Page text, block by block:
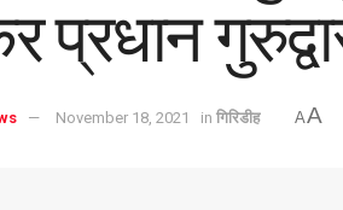
प्रधान
November 18, 2021 in गिरिडीह AA